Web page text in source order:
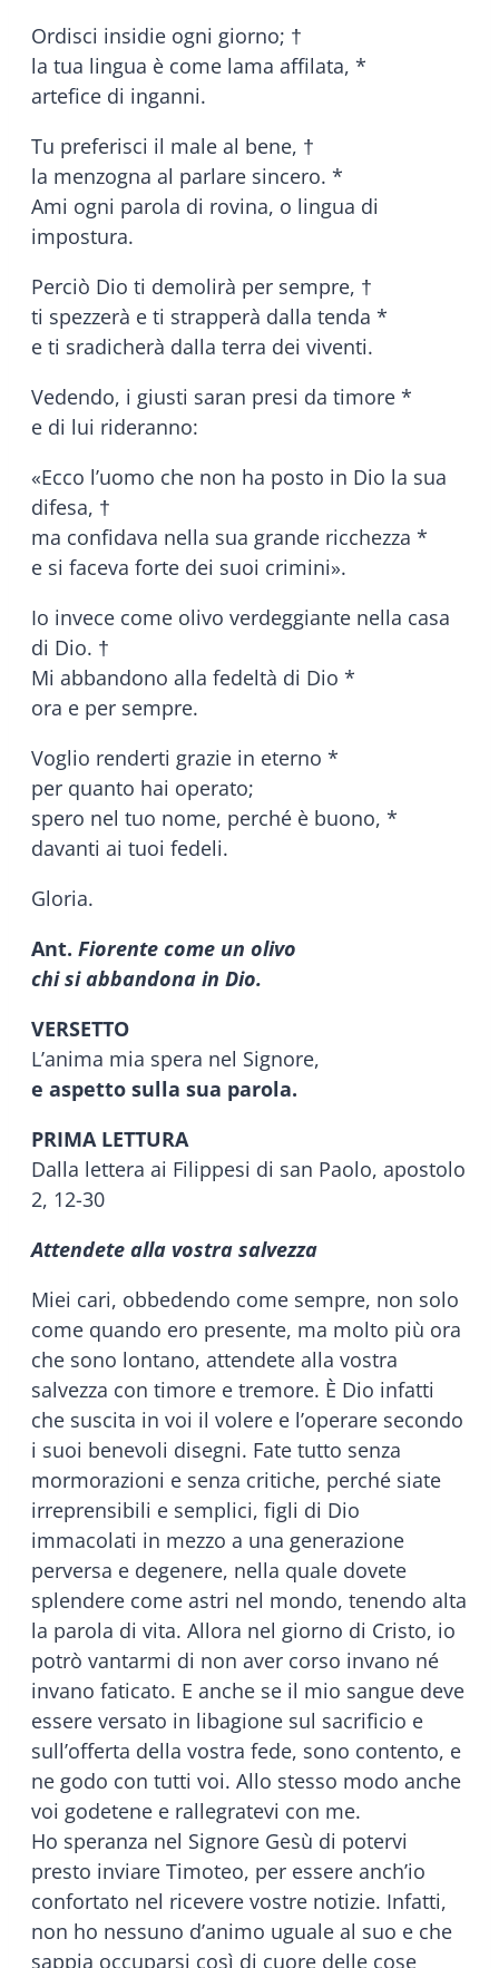
Ordisci insidie ogni giorno; †
la tua lingua è come lama affilata, *
artefice di inganni.
Tu preferisci il male al bene, †
la menzogna al parlare sincero. *
Ami ogni parola di rovina, o lingua di
impostura.
Perciò Dio ti demolirà per sempre, †
ti spezzerà e ti strapperà dalla tenda *
e ti sradicherà dalla terra dei viventi.
Vedendo, i giusti saran presi da timore *
e di lui rideranno:
«Ecco l’uomo che non ha posto in Dio la sua
difesa, †
ma confidava nella sua grande ricchezza *
e si faceva forte dei suoi crimini».
Io invece come olivo verdeggiante nella casa
di Dio. †
Mi abbandono alla fedeltà di Dio *
ora e per sempre.
Voglio renderti grazie in eterno *
per quanto hai operato;
spero nel tuo nome, perché è buono, *
davanti ai tuoi fedeli.
Gloria.
Ant. Fiorente come un olivo
chi si abbandona in Dio.
VERSETTO
L’anima mia spera nel Signore,
e aspetto sulla sua parola.
PRIMA LETTURA
Dalla lettera ai Filippesi di san Paolo, apostolo
2, 12-30
Attendete alla vostra salvezza
Miei cari, obbedendo come sempre, non solo
come quando ero presente, ma molto più ora
che sono lontano, attendete alla vostra
salvezza con timore e tremore. È Dio infatti
che suscita in voi il volere e l’operare secondo
i suoi benevoli disegni. Fate tutto senza
mormorazioni e senza critiche, perché siate
irreprensibili e semplici, figli di Dio
immacolati in mezzo a una generazione
perversa e degenere, nella quale dovete
splendere come astri nel mondo, tenendo alta
la parola di vita. Allora nel giorno di Cristo, io
potrò vantarmi di non aver corso invano né
invano faticato. E anche se il mio sangue deve
essere versato in libagione sul sacrificio e
sull’offerta della vostra fede, sono contento, e
ne godo con tutti voi. Allo stesso modo anche
voi godetene e rallegratevi con me.
Ho speranza nel Signore Gesù di potervi
presto inviare Timoteo, per essere anch’io
confortato nel ricevere vostre notizie. Infatti,
non ho nessuno d’animo uguale al suo e che
sappia occuparsi così di cuore delle cose